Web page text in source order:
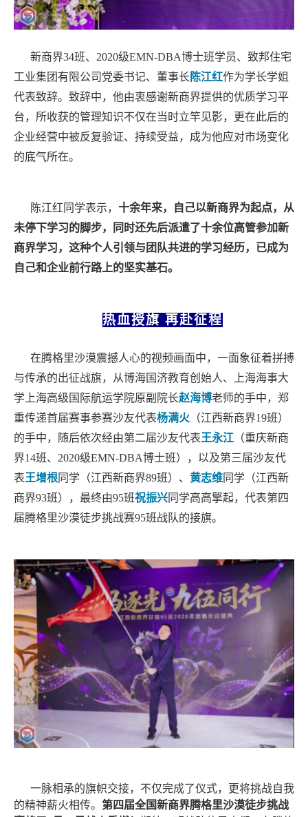
新商界34班、2020级EMN-DBA博士班学员、致邦住宅
工业集团有限公司党委书记、董事长 陈江红作为学长学姐
代表致辞。致辞中，他由衷感谢新商界提供的优质学习平
台，所收获的管理知识不仅在当时立竿见影，更在此后的
企业经营中被反复验证、持续受益，成为他应对市场变化
的底气所在。
陈江红同学表示， 十余年来，自己以新商界为起点，从
未停下学习的脚步，同时还先后派遣了十余位高管参加新
商界学习，这种个人引领与团队共进的学习经历，已成为
自己和企业前行路上的坚实基石。
热血授旗 再赴征程
在腾格里沙漠震撼人心的视频画面中， 一面象征着拼搏
与传承的出征战旗， 从博海国济教育创始人、上海海事大
学上海高级国际航运学院原副院长赵海博老师的手中，郑
重传递首届赛事参赛沙友代表杨满火 （江西新商界19班）
的手中，随后依次经由第二届沙友代表王永江 （重庆新商
界14班、 2020级EMN-DBA博士班），以及第三届沙友代
表王增根同学（江西新商界89班）、 黄志维同学（江西新
商界93班），最终由95班祝振兴同学高高擎起， 代表第四
届腾格里沙漠徒步挑战赛95班战队的接旗。
一脉相承的旗帜交接，不仅完成了仪式，更将挑战自我
的精神薪火相传。 第四届全国新商界腾格里沙漠徒步挑战